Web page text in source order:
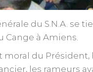
du S.N.A. se
Cange à Amiens.
moral du
les rameurs